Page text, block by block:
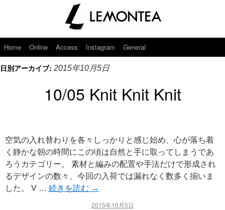
Home Online Access Instagram General
日別アーカイブ: 2015年10月5日
10/05 Knit Knit Knit
空気の入れ替わりを各々しっかりと感じ始め、心が落ち着
く静かな朝の時間にこの頃は自然と手に取ってしまうであ
ろうカテゴリー。 素材と編みの配置や手法だけで形成され
るデザインの数々、今回の入荷では漏れなく数多く揃いま
した。 V … 続きを読む →
2015年10月5日